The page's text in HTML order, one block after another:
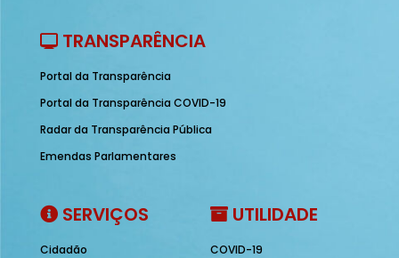
TRANSPARÊNCIA
Portal da Transparência
Portal da Transparência COVID-19
Radar da Transparência Pública
Emendas Parlamentares
SERVIÇOS
Cidadão
UTILIDADE
COVID-19